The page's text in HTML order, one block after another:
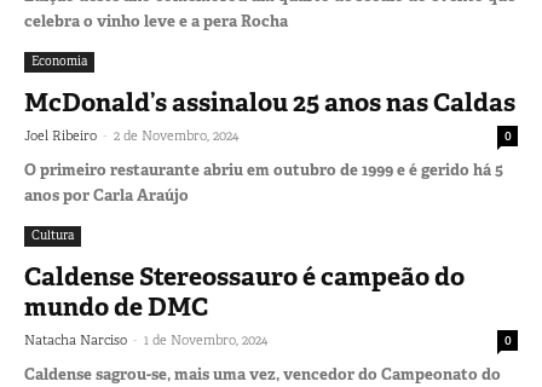
celebra o vinho leve e a pera Rocha
Economia
McDonald’s assinalou 25 anos nas Caldas
Joel Ribeiro - 2 de Novembro, 2024 0
O primeiro restaurante abriu em outubro de 1999 e é gerido há 5
anos por Carla Araújo
Cultura
Caldense Stereossauro é campeão do
mundo de DMC
Natacha Narciso - 1 de Novembro, 2024 0
Caldense sagrou-se, mais uma vez, vencedor do Campeonato do